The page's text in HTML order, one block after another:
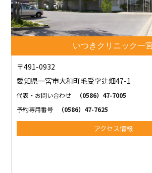
いつきクリニック一
〒491-0932
愛知県一宮市大和町毛受字辻畑47-1
代表・お問い合わせ
（0586）47-7005
予約専用番号
（0586）47-7625
アクセス情報